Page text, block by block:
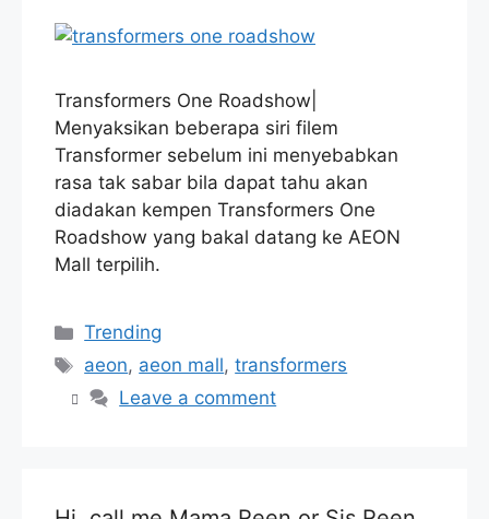
Transformers One Roadshow|
Menyaksikan beberapa siri filem
Transformer sebelum ini menyebabkan
rasa tak sabar bila dapat tahu akan
diadakan kempen Transformers One
Roadshow yang bakal datang ke AEON
Mall terpilih.
Categories
Trending
Tags
aeon, aeon mall,transformers
Leave a comment